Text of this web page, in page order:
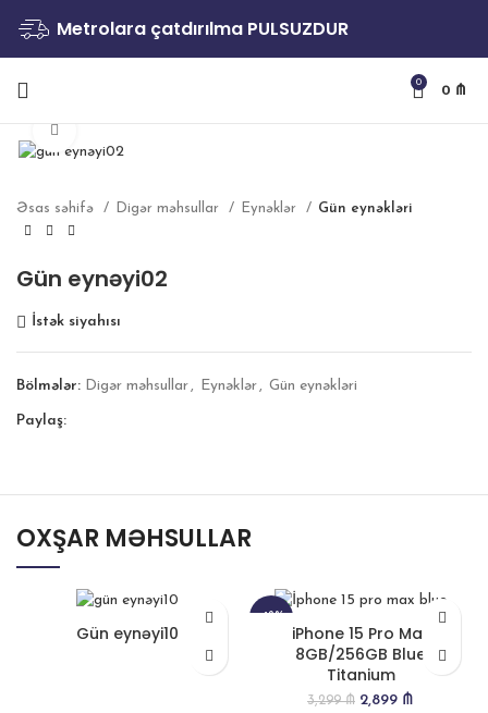
Metrolara çatdırılma PULSUZDUR
0
0 ₼
Əsas səhifə Digər məhsullar Eynəklər Gün eynəkləri
Gün eynəyi02
İstək siyahısı
Bölmələr: Digər məhsullar, Eynəklər, Gün eynəkləri
Paylaş:
OXŞAR MƏHSULLAR
Gün eynəyi10
iPhone 15 Pro Max
8GB/256GB Blue
Titanium
3,299₼ 2,899 ₼